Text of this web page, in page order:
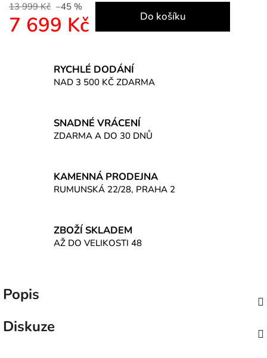
13 999 Kč –45 %
7 699 Kč Do košíku
RYCHLÉ DODÁNÍ
NAD 3 500 KČ ZDARMA
SNADNÉ VRÁCENÍ
ZDARMA A DO 30 DNŮ
KAMENNÁ PRODEJNA
RUMUNSKÁ 22/28, PRAHA 2
ZBOŽÍ SKLADEM
AŽ DO VELIKOSTI 48
Popis
Diskuze